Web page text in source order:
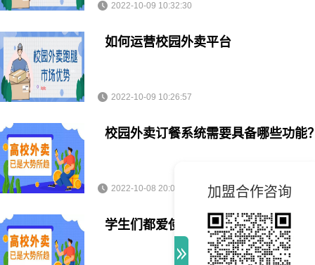
加盟合作咨询
2022-10-09 10:32:30
如何运营校园外卖平台
2022-10-09 10:26:57
校园外卖订餐系统需要具备哪些功能
2022-10-08 20:06:15
学生们都爱使用校园外卖订餐系统！